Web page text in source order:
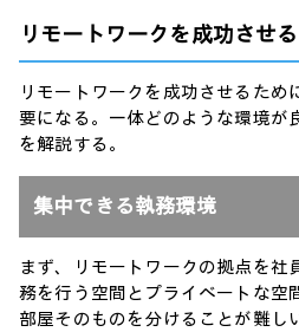
リモートワークを成功させ
リモートワークを成功させるため
要になる。一体どのような環境が
を解説する。
集中できる執務環境
まず、リモートワークの拠点を社
務を行う空間とプライベートな空
部屋そのものを分けることが難し